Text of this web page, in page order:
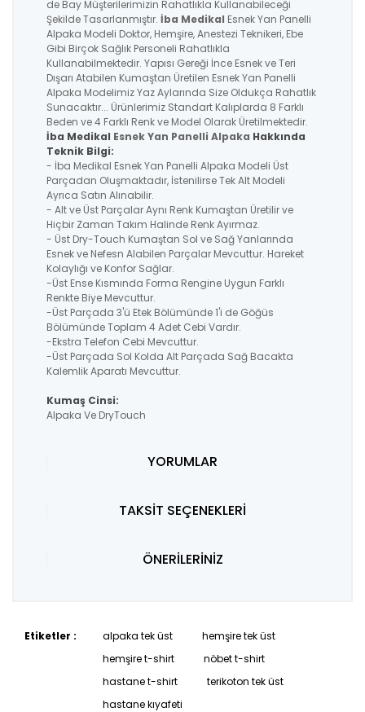
de Bay Müşterilerimizin Rahatlıkla Kullanabileceği
Şekilde Tasarlanmıştır. İba Medikal Esnek Yan Panelli
Alpaka Modeli Doktor, Hemşire, Anestezi Teknikeri, Ebe
Gibi Birçok Sağlık Personeli Rahatlıkla
Kullanabilmektedir. Yapısı Gereği İnce Esnek ve Teri
Dışarı Atabilen Kumaştan Üretilen Esnek Yan Panelli
Alpaka Modelimiz Yaz Aylarında Size Oldukça Rahatlık
Sunacaktır... Ürünlerimiz Standart Kalıplarda 8 Farklı
Beden ve 4 Farklı Renk ve Model Olarak Üretilmektedir.
İba Medikal Esnek Yan Panelli Alpaka Hakkında
Teknik Bilgi:
- İba Medikal Esnek Yan Panelli Alpaka Modeli Üst
Parçadan Oluşmaktadır, İstenilirse Tek Alt Modeli
Ayrıca Satın Alınabilir.
- Alt ve Üst Parçalar Aynı Renk Kumaştan Üretilir ve
Hiçbir Zaman Takım Halinde Renk Ayırmaz.
- Üst Dry-Touch Kumaştan Sol ve Sağ Yanlarında
Esnek ve Nefesn Alabilen Parçalar Mevcuttur. Hareket
Kolaylığı ve Konfor Sağlar.
-Üst Ense Kısmında Forma Rengine Uygun Farklı
Renkte Biye Mevcuttur.
-Üst Parçada 3'ü Etek Bölümünde 1'i de Göğüs
Bölümünde Toplam 4 Adet Cebi Vardır.
-Ekstra Telefon Cebi Mevcuttur.
-Üst Parçada Sol Kolda Alt Parçada Sağ Bacakta
Kalemlik Aparatı Mevcuttur.
Kumaş Cinsi:
Alpaka Ve DryTouch
YORUMLAR
TAKSİT SEÇENEKLERİ
ÖNERİLERİNİZ
Etiketler : alpaka tek üst
hemşire tek üst
hemşire t-shirt
nöbet t-shirt
hastane t-shirt
terikoton tek üst
hastane kıyafeti